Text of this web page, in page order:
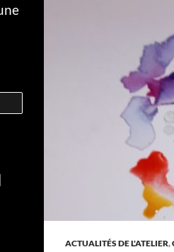
ACTUALITÉS DE L'ATELIER,